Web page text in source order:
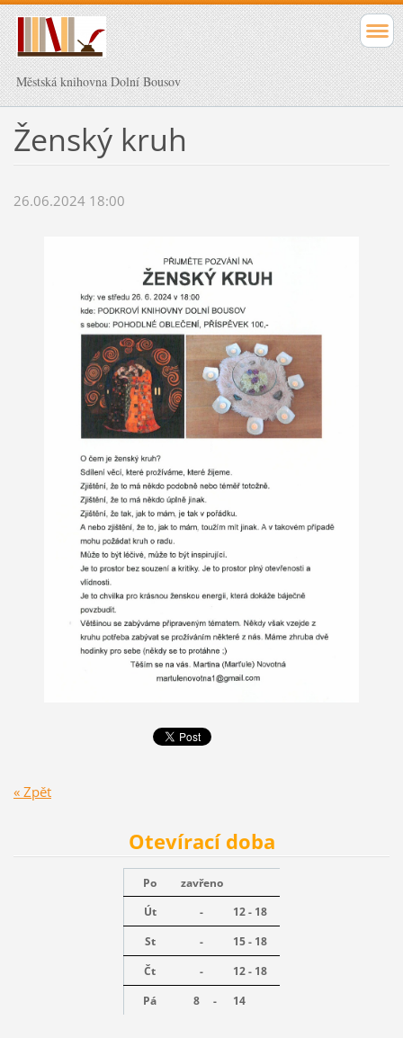
Městská knihovna Dolní Bousov
Ženský kruh
26.06.2024 18:00
« Zpět
Otevírací doba
Po
zavřeno
Út
-
12 - 18
St
-
15 - 18
Čt
-
12 - 18
Pá
8 - 14